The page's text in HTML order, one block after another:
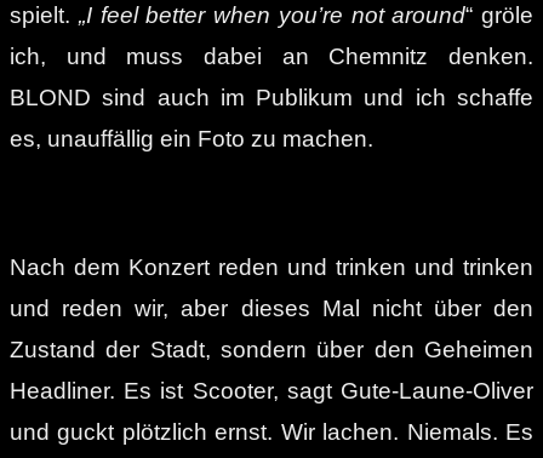
spielt. „I feel better when you’re not around“ gröle
ich, und muss dabei an Chemnitz denken.
BLOND sind auch im Publikum und ich schaffe
es, unauffällig ein Foto zu machen.
Nach dem Konzert reden und trinken und trinken
und reden wir, aber dieses Mal nicht über den
Zustand der Stadt, sondern über den Geheimen
Headliner. Es ist Scooter, sagt Gute-Laune-Oliver
und guckt plötzlich ernst. Wir lachen. Niemals. Es